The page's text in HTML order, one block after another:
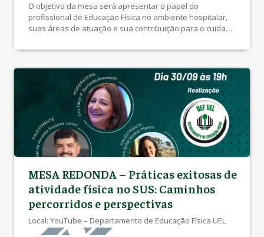
O objetivo da mesa será apresentar o papel do
profissional de Educação Física no ambiente hospitalar,
suas áreas de atuação e sua contribuição para o cuidado
YouTube
MESA REDONDA – Práticas exitosas de
atividade física no SUS: Caminhos
percorridos e perspectivas
Local: YouTube – Departamento de Educação Física UEL